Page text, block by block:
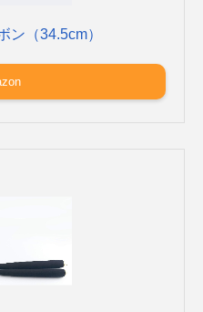
ン（34.5cm）